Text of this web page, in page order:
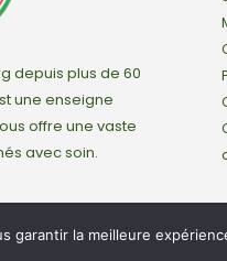
depuis plus de 60
une enseigne
offre une vaste
avec soin.
© Droguerie Monvoisin
garantir la meilleure